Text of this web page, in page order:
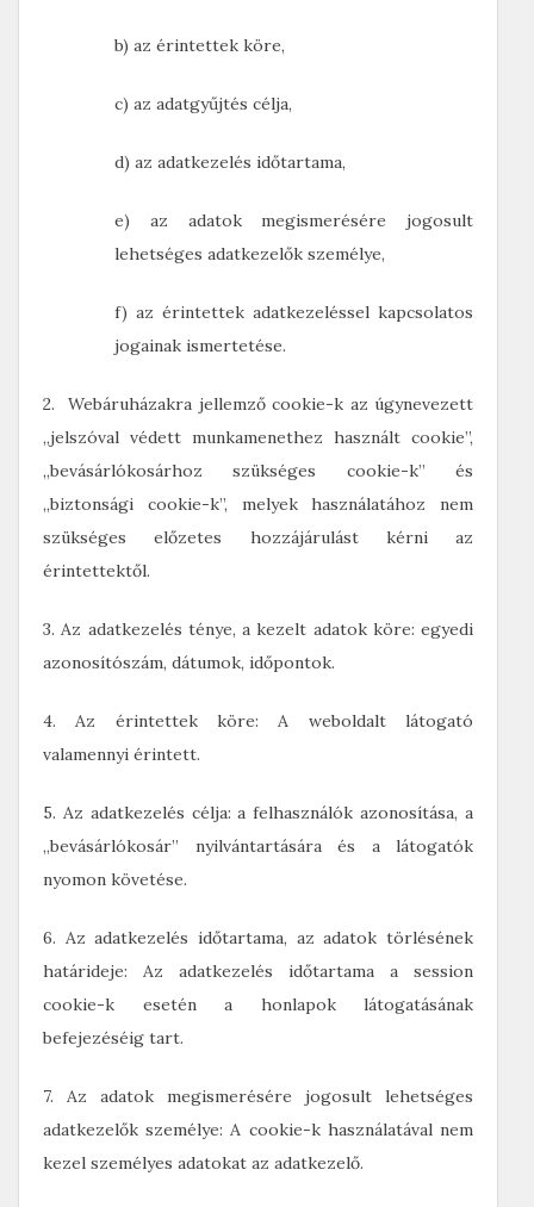
b) az érintettek köre,
c) az adatgyűjtés célja,
d) az adatkezelés időtartama,
e) az adatok megismerésére jogosult
lehetséges adatkezelők személye,
f) az érintettek adatkezeléssel kapcsolatos
jogainak ismertetése.
2. Webáruházakra jellemző cookie-k az úgynevezett
„jelszóval védett munkamenethez használt cookie”,
„bevásárlókosárhoz szükséges cookie-k” és
„biztonsági cookie-k”, melyek használatához nem
szükséges előzetes hozzájárulást kérni az
érintettektől.
3. Az adatkezelés ténye, a kezelt adatok köre: egyedi
azonosítószám, dátumok, időpontok.
4. Az érintettek köre: A weboldalt látogató
valamennyi érintett.
5. Az adatkezelés célja: a felhasználók azonosítása, a
„bevásárlókosár” nyilvántartására és a látogatók
nyomon követése.
6. Az adatkezelés időtartama, az adatok törlésének
határideje: Az adatkezelés időtartama a session
cookie-k esetén a honlapok látogatásának
befejezéséig tart.
7. Az adatok megismerésére jogosult lehetséges
adatkezelők személye: A cookie-k használatával nem
kezel személyes adatokat az adatkezelő.